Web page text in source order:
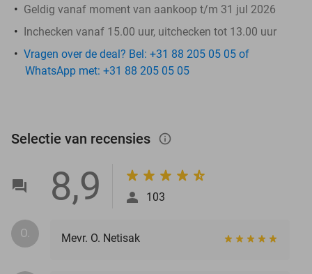
Geldig vanaf moment van aankoop t/m 31 jul 2026
Inchecken vanaf 15.00 uur, uitchecken tot 13.00 uur
Vragen over de deal? Bel: +31 88 205 05 05 of
WhatsApp met: +31 88 205 05 05
Selectie van recensies info_outlined
8,9 103
O. Mevr. O. Netisak